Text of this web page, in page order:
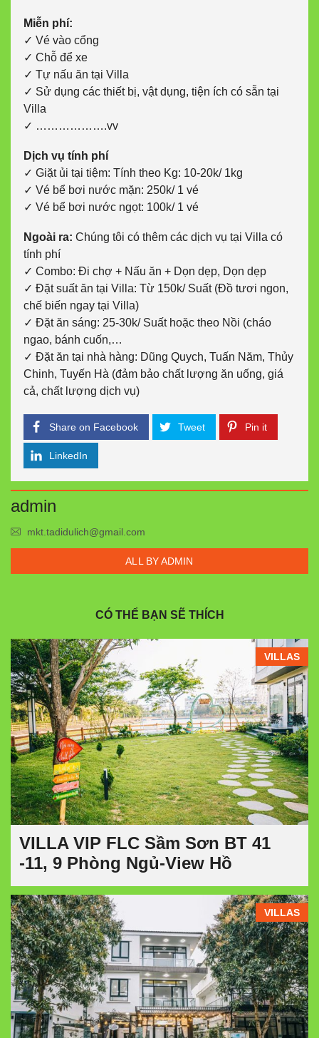
Miễn phí:
✓ Vé vào cổng
✓ Chỗ để xe
✓ Tự nấu ăn tại Villa
✓ Sử dụng các thiết bị, vật dụng, tiện ích có sẵn tại
Villa
✓ ……………….vv
Dịch vụ tính phí
✓ Giặt ủi tại tiệm: Tính theo Kg: 10-20k/ 1kg
✓ Vé bể bơi nước mặn: 250k/ 1 vé
✓ Vé bể bơi nước ngọt: 100k/ 1 vé
Ngoài ra: Chúng tôi có thêm các dịch vụ tại Villa có
tính phí
✓ Combo: Đi chợ + Nấu ăn + Dọn dẹp, Dọn dẹp
✓ Đặt suất ăn tại Villa: Từ 150k/ Suất (Đồ tươi ngon,
chế biến ngay tại Villa)
✓ Đặt ăn sáng: 25-30k/ Suất hoặc theo Nồi (cháo
ngao, bánh cuốn,…
✓ Đặt ăn tại nhà hàng: Dũng Quych, Tuấn Năm, Thủy
Chinh, Tuyến Hà (đảm bảo chất lượng ăn uống, giá
cả, chất lượng dịch vụ)
Share on Facebook Tweet Pin it
LinkedIn
admin
mkt.tadidulich@gmail.com
ALL BY ADMIN
CÓ THỂ BẠN SẼ THÍCH
VILLAS
VILLA VIP FLC Sầm Sơn BT 41
-11, 9 Phòng Ngủ-View Hồ
VILLAS